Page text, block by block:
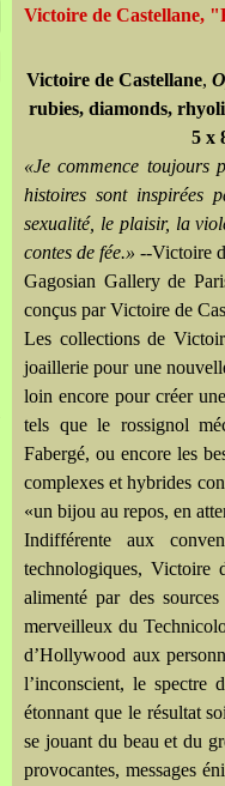
Victoire de Castellane,
Victoire de Castellane,
rubies, diamonds,
5 x
«Je commence
histoires sont inspirées
sexualité, le plaisir, la
contes de fée.» --Victoire
Gagosian Gallery de
conçus par Victoire de
Les collections de
joaillerie pour une
loin encore pour créer
tels que le rossignol
Fabergé, ou encore les
complexes et hybrides
«un bijou au repos, en
Indifférente aux
technologiques, Victoire
alimenté par des
merveilleux du
d’Hollywood aux
l’inconscient, le spectre
étonnant que le résultat
se jouant du beau et du
provocantes, messages